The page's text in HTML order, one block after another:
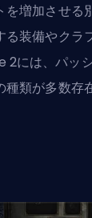
を増加させる
る装備やクラ
2には、パッ
類が多数存